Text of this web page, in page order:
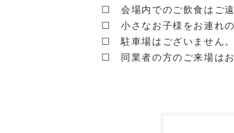
☐ 会場内でのご飲食はご遠
☐ 小さなお子様をお連れの
☐ 駐車場はございません。
☐ 同業者の方のご来場はお